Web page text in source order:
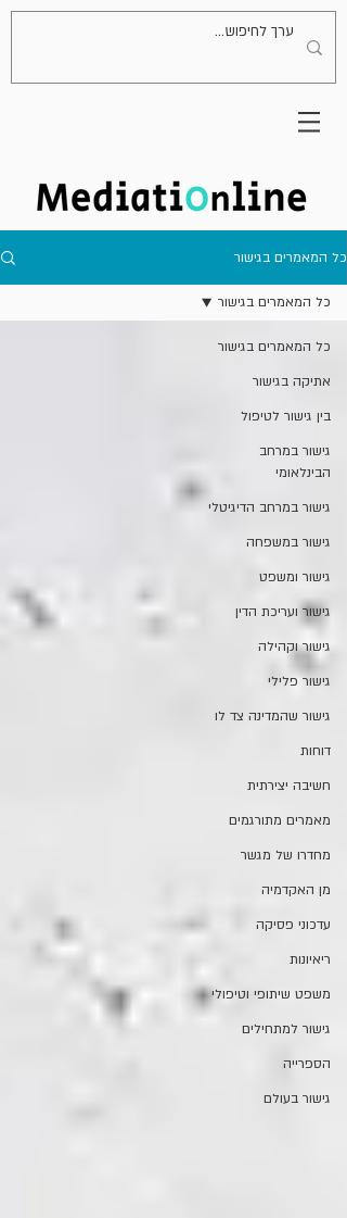
כל המאמרים בגישור
כל המאמרים בגישור
אתיקה בגישור
בין גישור לטיפול
גישור במרחב
הבינלאומי
גישור במרחב הדיגיטלי
גישור במשפחה
גישור ומשפט
גישור ועריכת הדין
גישור וקהילה
גישור פלילי
גישור שהמדינה צד לו
דוחות
חשיבה יצירתית
מאמרים מתורגמים
מחדרו של מגשר
מן האקדמיה
עדכוני פסיקה
ריאיונות
משפט שיתופי וטיפולי
גישור למתחילים
הספרייה
גישור בעולם
כל המאמרים בגישור